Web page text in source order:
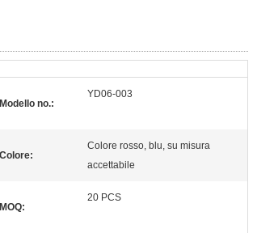
Modello no.:
YD06-003
Colore:
Colore rosso, blu, su misura
accettabile
MOQ:
20 PCS